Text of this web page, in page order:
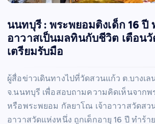
นนทบุรี : พระพยอมติงเด็ก 16 ปี
อาวาสเป็นมลทินกับชีวิต เตือน
เตรียมรับมือ
ผู้สื่อข่าวเดินทางไปที่วัดสวนแก้ว ต.บางเ
จ.นนทบุรี เพื่อสอบถามความคิดเห็นจากพ
หรือพระพยอม กัลยาโณ เจ้าอาวาสวัดสว
อาวาสวัดแห่งหนึ่ง ถูกเด็กอายุ 16 ปี ทำร้า